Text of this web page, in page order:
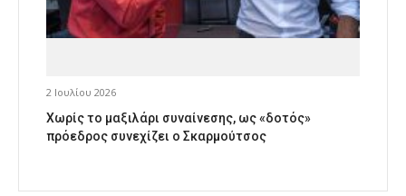
2 Ιουλίου 2026
Χωρίς το μαξιλάρι συναίνεσης, ως «δοτός»
πρόεδρος συνεχίζει ο Σκαρμούτσος